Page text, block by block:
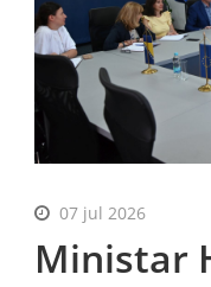
BiH
07 jul 2026
Ministar